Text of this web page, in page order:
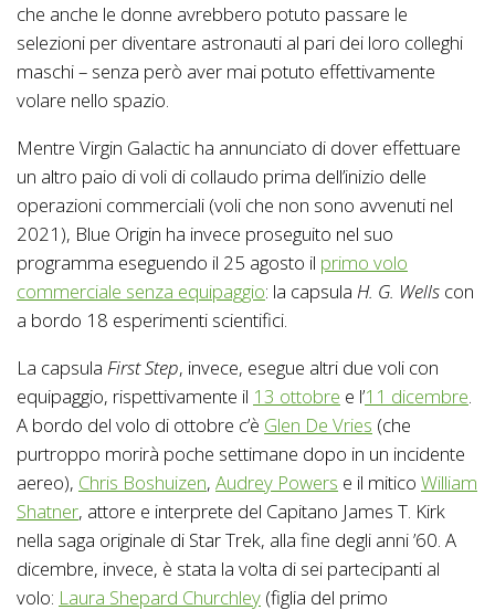
che anche le donne avrebbero potuto passare le
selezioni per diventare astronauti al pari dei loro colleghi
maschi – senza però aver mai potuto effettivamente
volare nello spazio.
Mentre Virgin Galactic ha annunciato di dover effettuare
un altro paio di voli di collaudo prima dell’inizio delle
operazioni commerciali (voli che non sono avvenuti nel
2021), Blue Origin ha invece proseguito nel suo
programma eseguendo il 25 agosto il primo volo
commerciale senza equipaggio: la capsula H. G. Wells con
a bordo 18 esperimenti scientifici.
La capsula First Step, invece, esegue altri due voli con
equipaggio, rispettivamente il 13 ottobre e l’11 dicembre.
A bordo del volo di ottobre c’è Glen De Vries (che
purtroppo morirà poche settimane dopo in un incidente
aereo), Chris Boshuizen, Audrey Powers e il mitico William
Shatner, attore e interprete del Capitano James T. Kirk
nella saga originale di Star Trek, alla fine degli anni ’60. A
dicembre, invece, è stata la volta di sei partecipanti al
volo: Laura Shepard Churchley (figlia del primo